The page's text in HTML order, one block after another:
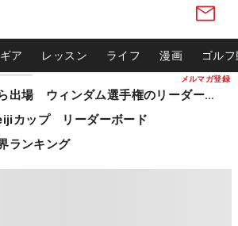
メルマガ登録
ギア レッスン ライフ 漫画 ゴル
松山英樹ら出場 ウィンダム選手権のリーダーボード
カップ リーダーボード
ランキング